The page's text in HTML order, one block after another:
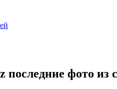
фото из